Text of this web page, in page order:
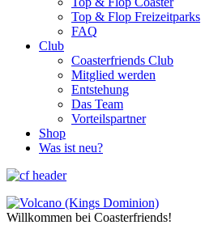
Top & Flop Freizeitparks
FAQ
Club
Coasterfriends Club
Mitglied werden
Entstehung
Das Team
Vorteilspartner
Shop
Was ist neu?
Willkommen bei Coasterfriends!